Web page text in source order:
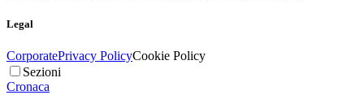
Legal
CorporatePrivacy PolicyCookie Policy
Sezioni
Cronaca